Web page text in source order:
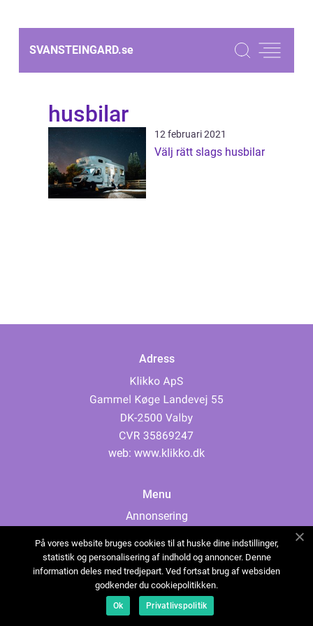
SVANSTEINGARD.se
husbilar
12 februari 2021
Välj rätt slags husbilar
Adress
web: www.klikko.dk
Menu
Annonsering
Cookies
Kontakta oss
Sitemap
På vores website bruges cookies til at huske dine indstillinger,
statistik og personalisering af indhold og annoncer. Denne
information deles med tredjepart. Ved fortsat brug af websiden
godkender du cookiepolitikken.
Ok Privatlivspolitik